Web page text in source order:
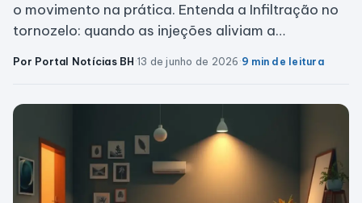
o movimento na prática. Entenda a Infiltração no
tornozelo: quando as injeções aliviam a…
Por Portal Notícias BH·13 de junho de 2026·9 min de leitura